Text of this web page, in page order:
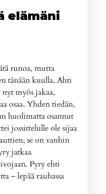
elämäni
runoa, mutta
tänään kuulla, Ahti
myös jakaa,
osaa. Yhden tiedän,
huolimatta osannut
jossittelulle ole sijaa
se on vanhin
jatkaa
Pyry ehti
– lepää rauhassa